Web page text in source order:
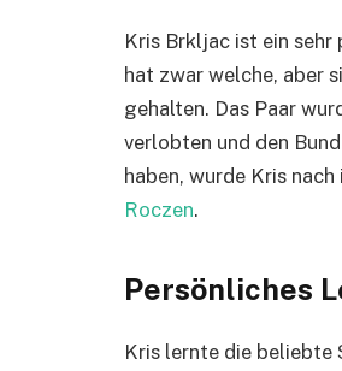
Kris Brkljac ist ein sehr
hat zwar welche, aber
gehalten. Das Paar
verlobten und den
haben, wurde Kris
Roczen.
Persönliches
Kris lernte die beliebte